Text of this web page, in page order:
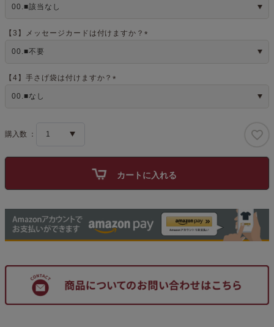
)
【3】メッセージカードは付けますか？
【4】手さげ袋は付けますか？
カートに入れる